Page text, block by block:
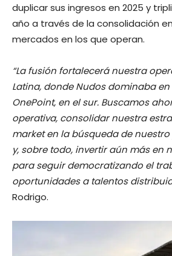
duplicar sus ingresos en 2025 y
año a través de la consolidación
mercados en los que operan.
“La fusión fortalecerá nuestra
Latina, donde Nudos dominaba en
OnePoint, en el sur. Buscamos
operativa, consolidar nuestra
market en la búsqueda de
y, sobre todo, invertir aún más en
para seguir democratizando el
oportunidades a talentos
Rodrigo.